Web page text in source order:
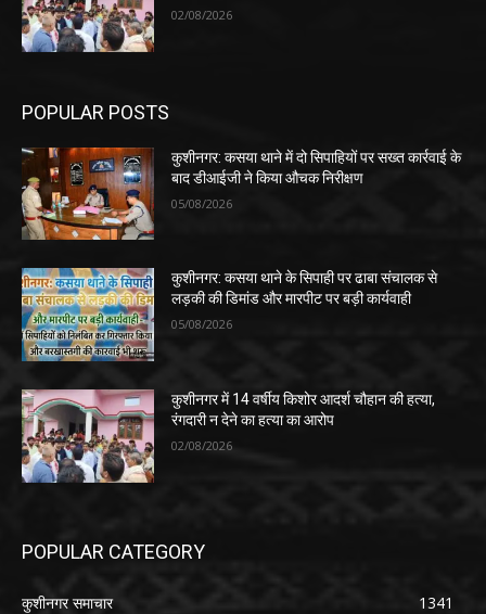
02/08/2026
POPULAR POSTS
कुशीनगर: कसया थाने में दो सिपाहियों पर सख्त कार्रवाई के
बाद डीआईजी ने किया औचक निरीक्षण
05/08/2026
कुशीनगर: कसया थाने के सिपाही पर ढाबा संचालक से
लड़की की डिमांड और मारपीट पर बड़ी कार्यवाही
05/08/2026
कुशीनगर में 14 वर्षीय किशोर आदर्श चौहान की हत्या,
रंगदारी न देने का हत्या का आरोप
02/08/2026
POPULAR CATEGORY
कुशीनगर समाचार
1341